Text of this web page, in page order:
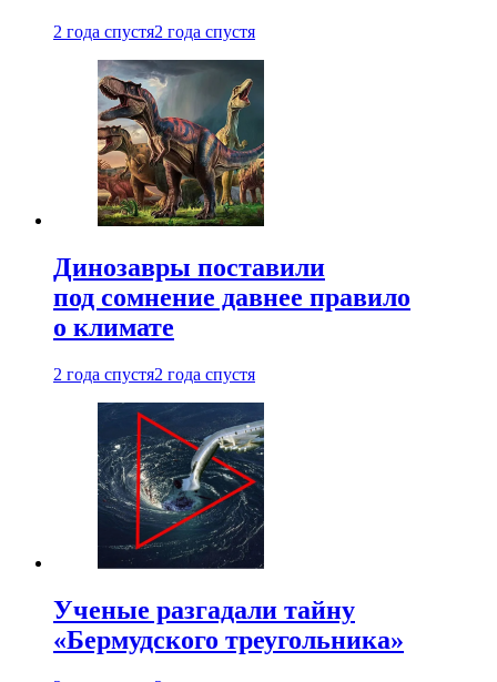
2 года спустя2 года спустя
Динозавры поставили
под сомнение давнее правило
о климате
2 года спустя2 года спустя
Ученые разгадали тайну
«Бермудского треугольника»